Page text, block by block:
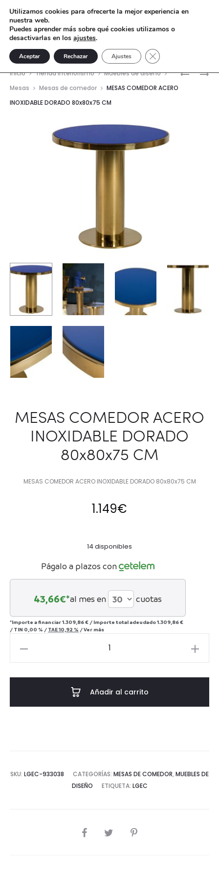
MESA
MESITA
Inicio Tienda interiorismo
Muebles de diseño
Mesas
Mesas de comedor
MESAS COMEDOR ACERO
INOXIDABLE DORADO 80x80x75 CM
MESAS COMEDOR ACERO
INOXIDABLE DORADO
80x80x75 CM
MESAS COMEDOR ACERO INOXIDABLE DORADO 80x80x75 CM
1.149€
14 disponibles
Págalo a plazos con
43,66€*al mes en cuotas
*Importe a financiar1.309,86 € / Importe total adeudado1.309,86 €
/ TIN 0,00 % / TAE10,92 % /Ver más
Añadir al carrito
SKU: LGEC-933038 CATEGORÍAS: MESAS DE COMEDOR, MUEBLES DE
DISEÑO
ETIQUETA: LGEC
COMPARTIR
Utilizamos cookies para ofrecerte la mejor experiencia en
nuestra web.
Puedes aprender más sobre qué cookies utilizamos o
desactivarlas en los ajustes.
Aceptar Rechazar Ajustes Cerrar el banner de